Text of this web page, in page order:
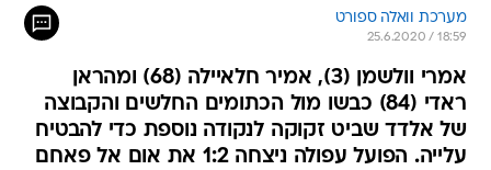
מערכת וואלה ספורט
25.6.2020 / 18:59
אמרי וולשמן (3), אמיר חלאיילה (68) ומהראן
ראדי (84) כבשו מול הכתומים החלשים והקבוצה
של אלדד שביט זקוקה לנקודה נוספת כדי להבטיח
עלייה. הפועל עפולה ניצחה 1:2 את אום אל פאחם